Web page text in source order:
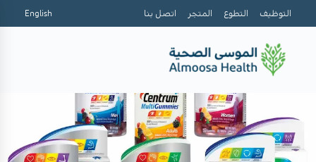
التوظيف التطوع المتجر اتصل بنا English